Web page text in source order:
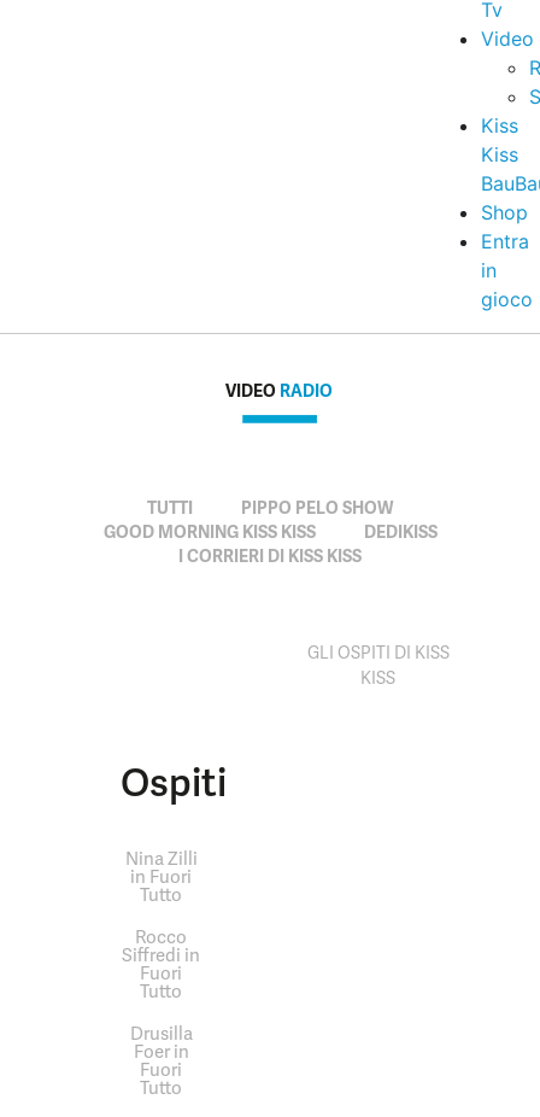
Tv
Video
Kiss
Kiss
Shop
Entra
in
gioco
VIDEO RADIO
TUTTI
PIPPO PELO SHOW
GOOD MORNING KISS KISS
DEDIKISS
I CORRIERI DI KISS KISS
GLI OSPITI DI KISS
KISS
Ospiti
Nina Zilli
in Fuori
Tutto
Rocco
Siffredi in
Fuori
Tutto
Drusilla
Foer in
Fuori
Tutto